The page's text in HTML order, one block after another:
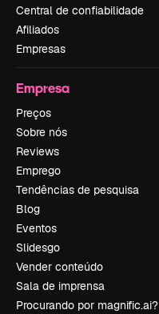
Central de confiabilidade
Afiliados
Empresas
Empresa
Preços
Sobre nós
Reviews
Emprego
Tendências de pesquisa
Blog
Eventos
Slidesgo
Vender conteúdo
Sala de imprensa
Procurando por magnific.ai?